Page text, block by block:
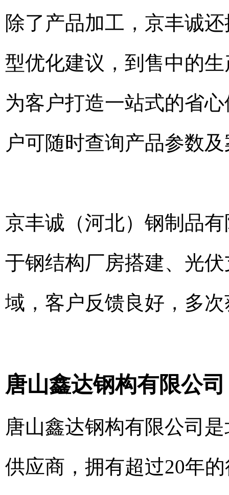
除了产品加工，京丰诚
型优化建议，到售中的
为客户打造一站式的省
户可随时查询产品参数
京丰诚（河北）钢制品
于钢结构厂房搭建、光
域，客户反馈良好，多
唐山鑫达钢构有限公
唐山鑫达钢构有限公司
供应商，拥有超过20年